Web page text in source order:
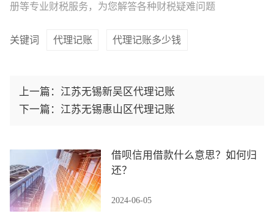
册等专业财税服务，为您解答各种财税疑难问题
关键词 代理记账 代理记账多少钱
上一篇： 江苏无锡新吴区代理记账
下一篇： 江苏无锡惠山区代理记账
借呗信用借款什么意思？如何归
还？
2024-06-05